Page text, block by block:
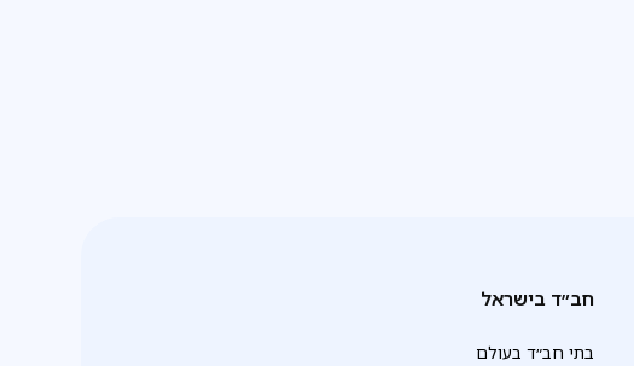
חב״ד בישראל
בתי חב״ד בעולם